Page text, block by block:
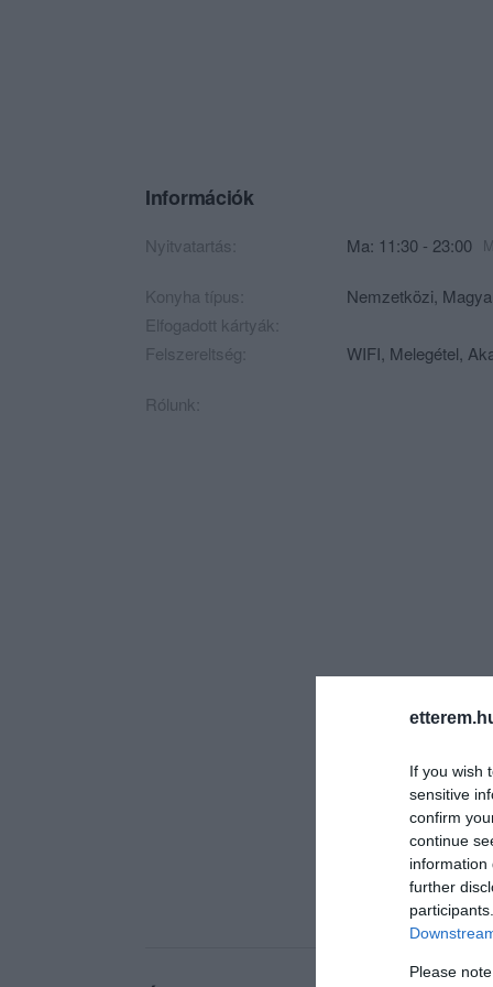
If you wish
sensitive
confirm
continue
information
further
Please
Információk
Nyitvatartás: Ma: 11:30 - 23:00
Konyha típus: Nemzetközi,
Elfogadott kártyák:
Felszereltség:
WIFI, Melegétel,
Rólunk: